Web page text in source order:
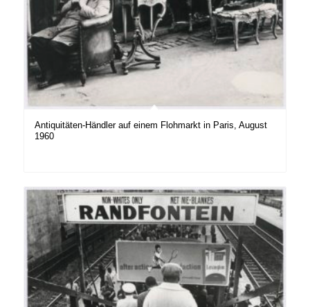
Antiquitäten-Händler auf einem Flohmarkt in Paris, August
1960